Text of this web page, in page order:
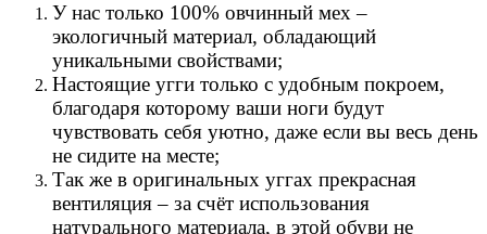
У нас только 100% овчинный мех –
экологичный материал, обладающий
уникальными свойствами;
Настоящие угги только с удобным покроем,
благодаря которому ваши ноги будут
чувствовать себя уютно, даже если вы весь день
не сидите на месте;
Так же в оригинальных уггах прекрасная
вентиляция – за счёт использования
натурального материала, в этой обуви не